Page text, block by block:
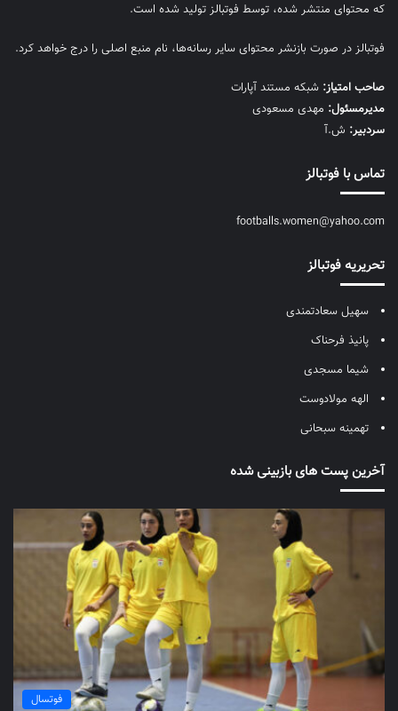
که محتوای منتشر شده، توسط فوتبالز تولید شده است.
فوتبالز در صورت بازنشر محتوای سایر رسانه‌ها، نام منبع اصلی را درج خواهد کرد.
صاحب امتیاز: شبکه مستند آپارات
مديرمسئول: مهدی مسعودی
سردبیر: ش.آ
تماس با فوتبالز
footballs.women@yahoo.com
تحریریه فوتبالز
سهیل سعادتمندی
پانیذ فرحناک
شیما مسجدی
الهه مولادوست
تهمینه سبحانی
آخرین پست های بازبینی شده
فوتسال